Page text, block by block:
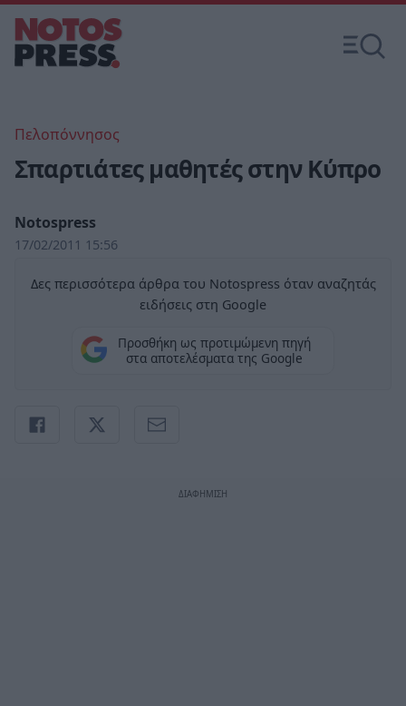
Πελοπόννησος
Σπαρτιάτες μαθητές στην Κύπρο
Notospress
17/02/2011 15:56
Δες περισσότερα άρθρα του Notospress όταν αναζητάς
ειδήσεις στη Google
Προσθήκη ως προτιμώμενη πηγή
στα αποτελέσματα της Google